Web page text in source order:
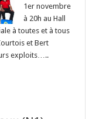
1er novembre
à 20h au Hall
à toutes et à tous
et Bert
exploits…..